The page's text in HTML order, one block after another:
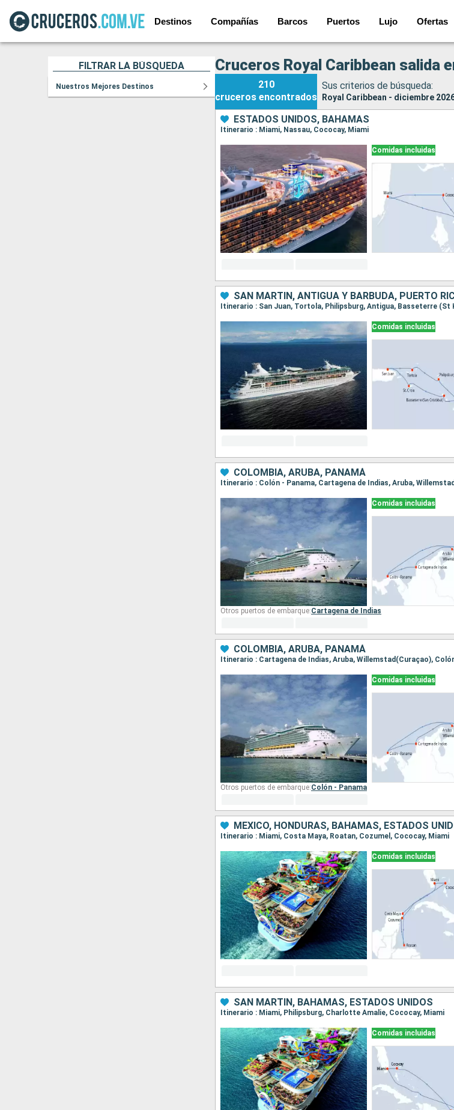
Destinos Compañías Barcos Puertos Lujo Ofertas
FILTRAR LA BÚSQUEDA
Nuestros Mejores Destinos
Cruceros Royal Caribbean salida
210
cruceros encontrados
Sus criterios de búsqueda:
Royal Caribbean - diciembre
ESTADOS UNIDOS, BAHAMAS
Itinerario : Miami, Nassau, Cococay, Miami
Comidas incluidas
SAN MARTÍN, ANTIGUA Y BARBUDA, PUERTO
Itinerario : San Juan, Tortola, Philipsburg, Antigua, Basseterre
Comidas incluidas
COLOMBIA, ARUBA, PANAMÁ
Itinerario : Colón - Panama, Cartagena de Indias, Aruba,
Comidas incluidas
Otros puertos de embarque:Cartagena de Indias
COLOMBIA, ARUBA, PANAMÁ
Itinerario : Cartagena de Indias, Aruba, Willemstad(Curaçao),
Comidas incluidas
Otros puertos de embarque:Colón - Panama
MÉXICO, HONDURAS, BAHAMAS, ESTADOS
Itinerario : Miami, Costa Maya, Roatan, Cozumel, Cococay, Miami
Comidas incluidas
SAN MARTÍN, BAHAMAS, ESTADOS UNIDOS
Itinerario : Miami, Philipsburg, Charlotte Amalie, Cococay, Miami
Comidas incluidas